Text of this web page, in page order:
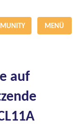
MENÜ
auf